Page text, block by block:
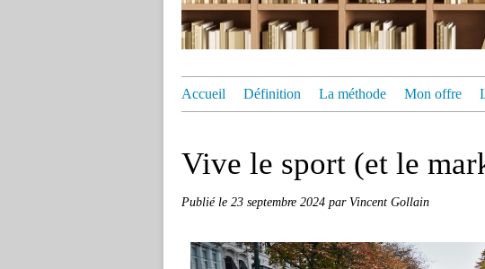
Accueil Définition La méthode Mon offre
Vive le sport (et le
Publié le 23 septembre 2024 par Vincent Gollain